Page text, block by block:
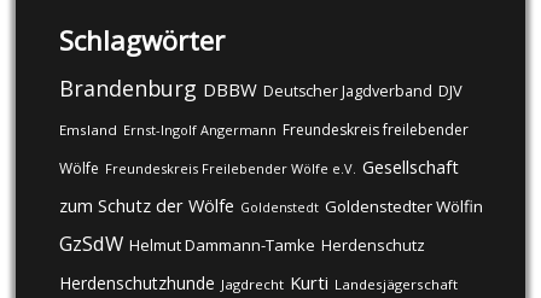
Schlagwörter
Brandenburg DBBW Deutscher Jagdverband DJV
Emsland Ernst-Ingolf Angermann Freundeskreis freilebender
Wölfe Freundeskreis Freilebender Wölfe e.V. Gesellschaft
zum Schutz der Wölfe Goldenstedt Goldenstedter Wölfin
GzSdW Helmut Dammann-Tamke Herdenschutz
Herdenschutzhunde Jagdrecht Kurti Landesjägerschaft